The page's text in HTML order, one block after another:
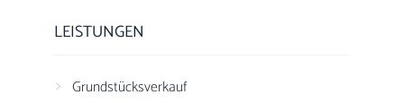
LEISTUNGEN
Grundstücksverkauf